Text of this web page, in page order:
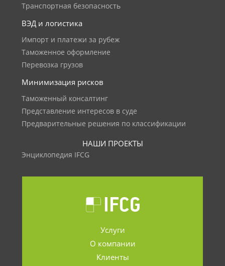
Транспортная безопасность
ВЭД и логистика
Импорт и платежи за рубеж
Таможенное оформление
Перевозка грузов
Минимизация рисков
Таможенный консалтинг
Представление интересов в суде
Предварительные решения по классификации
НАШИ ПРОЕКТЫ
Энциклопедия IFCG
Услуги
О компании
Клиенты